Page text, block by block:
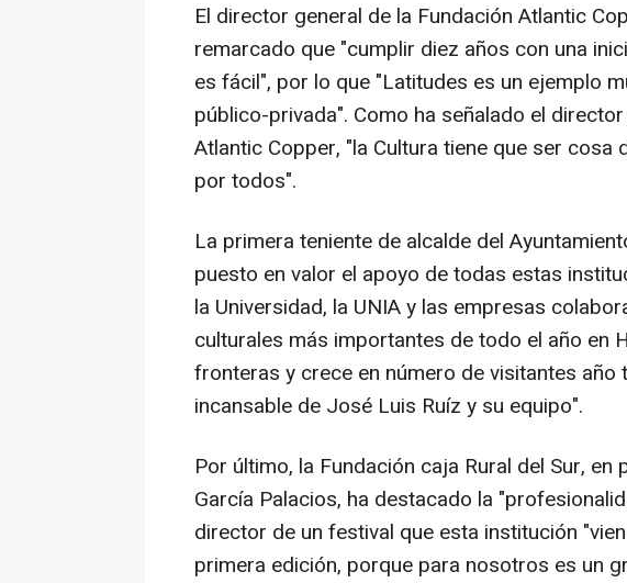
El director general de la Fundación Atlantic
remarcado que "cumplir diez años con una
es fácil", por lo que "Latitudes es un ejemplo
público-privada". Como ha señalado el
Atlantic Copper, "la Cultura tiene que ser
por todos".
La primera teniente de alcalde del
puesto en valor el apoyo de todas estas
la Universidad, la UNIA y las empresas
culturales más importantes de todo el año en
fronteras y crece en número de visitantes
incansable de José Luis Ruíz y su equipo".
Por último, la Fundación caja Rural del Sur,
García Palacios, ha destacado la
director de un festival que esta institución
primera edición, porque para nosotros es un